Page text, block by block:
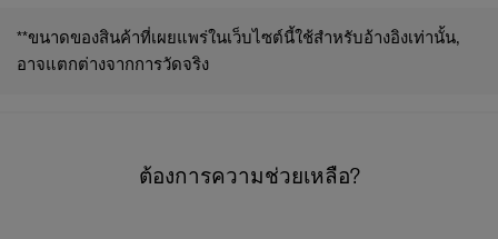
**ขนาดของสินค้าที่เผยแพร่ในเว็บไซต์นี้ใช้สำหรับอ้างอิงเท่านั้น,
อาจแตกต่างจากการวัดจริง
ต้องการความช่วยเหลือ?